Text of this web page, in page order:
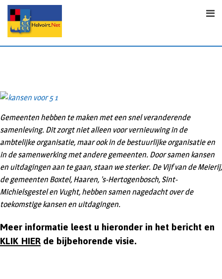
o
n
t
t
Gemeenten hebben te maken met een snel veranderende
samenleving. Dit zorgt niet alleen voor vernieuwing in de
ambtelijke organisatie, maar ook in de bestuurlijke organisatie en
in de samenwerking met andere gemeenten. Door samen kansen
en uitdagingen aan te gaan, staan we sterker. De Vijf van de Meierij,
de gemeenten Boxtel, Haaren, ’s-Hertogenbosch, Sint-
Michielsgestel en Vught, hebben samen nagedacht over de
toekomstige kansen en uitdagingen.
Meer informatie leest u hieronder in het bericht en
KLIK HIERde bijbehorende visie.